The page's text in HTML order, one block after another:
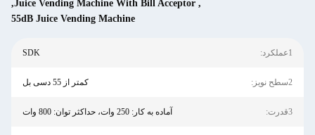
,
Juice Vending Machine With Bill Acceptor
,
55dB Juice Vending Machine
1عملکرد: SDK
2سطح نویز: کمتر از 55 دسی بل
3قدرت: آماده به کار: 250 وات، حداکثر توان: 800 وات